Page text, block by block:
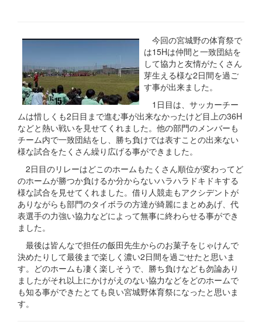
今回の宮城野の体育祭で
は15Hは仲間と一致団結を
して協力と友情がたくさん
芽生える様な2日間を過ご
す事が出来ました。
1日目は、サッカーチー
ムは惜しくも2日目まで進む事が出来なかったけど目上の36H
などと熱い戦いを見せてくれました。他の部門のメンバーも
チーム内で一致団結をし、勝ち負けでは表すことの出来ない
様な試合をたくさん繰り広げる事ができました。
2日目のリレーはどこのホームもたくさん順位が変わってど
のホームが勝つか負けるか分からないハラハラドキドキする
様な試合を見せてくれました。借り人競走もアクシデントが
ありながらも部門のタイボラの方達が綺麗にまとめあげ、代
表選手の力強い協力などによって無事に終わらせる事ができ
ました。
最後は皆んなで担任の飯田先生からのお菓子をじゃけんで
決めたりして最後まで楽しく濃い2日間を過ごせたと思いま
す。どのホームも凄く楽しそうで、勝ち負けなども勿論あり
ましたがそれ以上にかけがえのない協力などをどのホームで
も知る事ができたとても良い宮城野体育祭になったと思いま
す。